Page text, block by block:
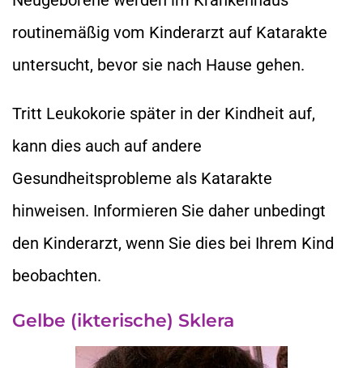
routinemäßig vom Kinderarzt auf Katarakte
untersucht, bevor sie nach Hause gehen.
Tritt Leukokorie später in der Kindheit auf,
kann dies auch auf andere
Gesundheitsprobleme als Katarakte
hinweisen. Informieren Sie daher unbedingt
den Kinderarzt, wenn Sie dies bei Ihrem Kind
beobachten.
Gelbe (ikterische) Sklera